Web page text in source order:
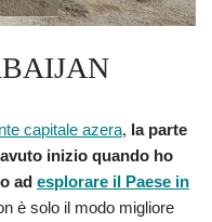
capitale azera, la parte
inizio quando ho
ad esplorare il Paese in
è solo il modo migliore